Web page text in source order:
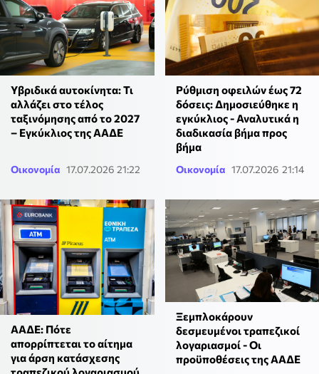
Υβριδικά αυτοκίνητα: Τι
αλλάζει στο τέλος
ταξινόμησης από το 2027
– Εγκύκλιος της ΑΑΔΕ
Οικονομία 17.07.2026 21:22
Ρύθμιση οφειλών έως 72
δόσεις: Δημοσιεύθηκε η
εγκύκλιος - Αναλυτικά η
διαδικασία βήμα προς
βήμα
Οικονομία 17.07.2026 21:14
ΑΑΔΕ: Πότε
απορρίπτεται το αίτημα
για άρση κατάσχεσης
Ξεμπλοκάρουν
δεσμευμένοι τραπεζικοί
λογαριασμοί - Οι
προϋποθέσεις της ΑΑΔΕ